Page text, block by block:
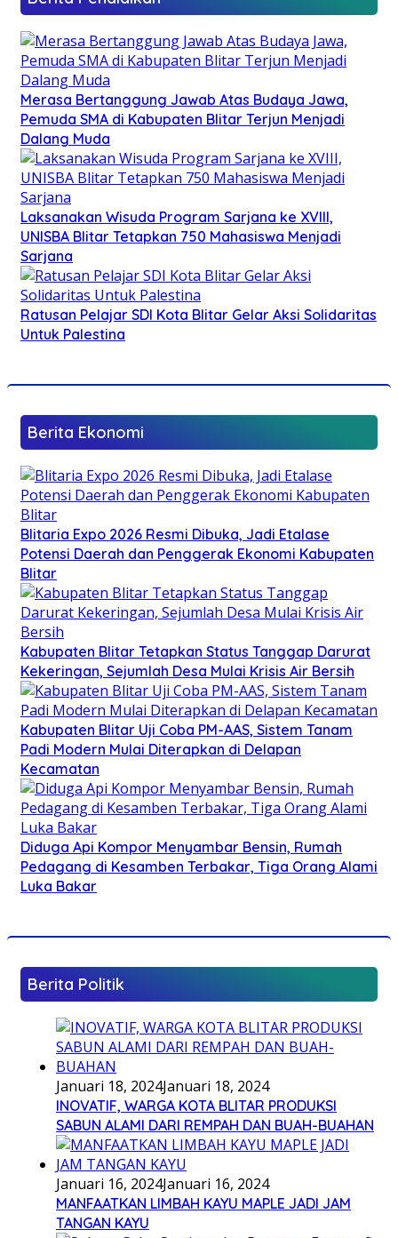
Merasa Bertanggung Jawab Atas Budaya Jawa,
Pemuda SMA di Kabupaten Blitar Terjun Menjadi
Dalang Muda
Laksanakan Wisuda Program Sarjana ke XVIII,
UNISBA Blitar Tetapkan 750 Mahasiswa Menjadi
Sarjana
Ratusan Pelajar SDI Kota Blitar Gelar Aksi Solidaritas
Untuk Palestina
Berita Ekonomi
Blitaria Expo 2026 Resmi Dibuka, Jadi Etalase
Potensi Daerah dan Penggerak Ekonomi Kabupaten
Blitar
Kabupaten Blitar Tetapkan Status Tanggap Darurat
Kekeringan, Sejumlah Desa Mulai Krisis Air Bersih
Kabupaten Blitar Uji Coba PM-AAS, Sistem Tanam
Padi Modern Mulai Diterapkan di Delapan
Kecamatan
Diduga Api Kompor Menyambar Bensin, Rumah
Pedagang di Kesamben Terbakar, Tiga Orang Alami
Luka Bakar
Berita Politik
Januari 18, 2024Januari 18, 2024
INOVATIF, WARGA KOTA BLITAR PRODUKSI
SABUN ALAMI DARI REMPAH DAN BUAH-BUAHAN
Januari 16, 2024Januari 16, 2024
MANFAATKAN LIMBAH KAYU MAPLE JADI JAM
TANGAN KAYU